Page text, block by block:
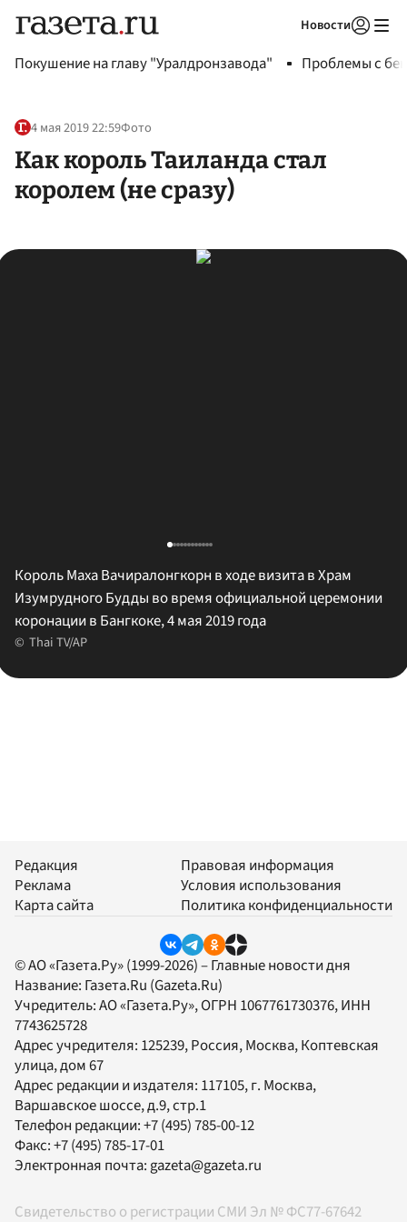
Новости
Покушение на главу "Уралдронзавода" Проблемы с
4 мая 2019 22:59Фото
Как король Таиланда стал
королем (не сразу)
Король Маха Вачиралонгкорн в ходе визита в Храм
Изумрудного Будды во время официальной церемонии
коронации в Бангкоке, 4 мая 2019 года
Thai TV/AP
Редакция
Реклама
Карта сайта
Правовая информация
Условия использования
Политика конфиденциальности
© АО «Газета.Ру» (1999-2026) – Главные новости дня
Название: Газета.Ru (Gazeta.Ru)
Учредитель:АО «Газета.Ру», ОГРН 1067761730376, ИНН
7743625728
Адрес учредителя: 125239, Россия, Москва, Коптевская
улица, дом 67
Адрес редакции и издателя: 117105, г. Москва,
Варшавское шоссе, д.9, стр.1
Телефон редакции:+7 (495) 785-00-12
Факс:+7 (495) 785-17-01
Электронная почта:gazeta@gazeta.ru
Свидетельство о регистрации СМИ Эл № ФС77-67642